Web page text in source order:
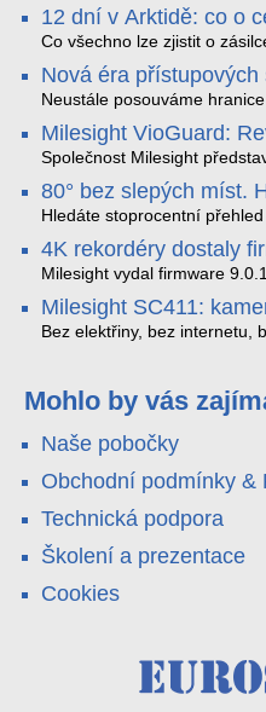
12 dní v Arktidě: co o
data ze SMARTBOX 2
Co všechno lze zjistit o
projede Arktidou?
Tromsø přes Lofoty, Kirunu
Nordkapp. Bez jediného
otřesy i náklon. Výsledkem
podrobný datový příběh celé
Nová éra
Signo
Neustále posouváme
v oblasti kontroly přístupu –
čtečky HID Signo.
Milesight VioGuard:
detekci dopravních
Společnost Milesight
dopravních přestupků. Tento
sofistikovanými algoritmy
tak, aby poskytoval
dopravních předpisů,
optimalizoval plynulost
80° bez slepých míst.
streamuje na YouTube
Hledáte stoprocentní
panoramatická kamera
4MP senzorů SONY do
zkreslení. K tomu přidává AI
YouTube – bez běžícího
4K rekordéry dostaly
které musíte vědět.
Milesight vydal firmware
které vám zjednoduší práci
spoustu zbytečných výjezdů
Milesight SC411:
kabel nedosáhne
Bez elektřiny, bez internetu,
váš telefon. Podívejte se na
Mohlo by vás
Naše pobočky
Obchodní podmínky &
Technická podpora
Školení a prezentace
Cookies